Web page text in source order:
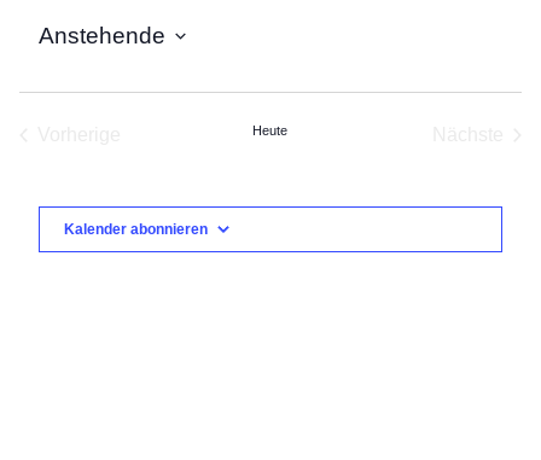
Anstehende
Heute
Kalender abonnieren